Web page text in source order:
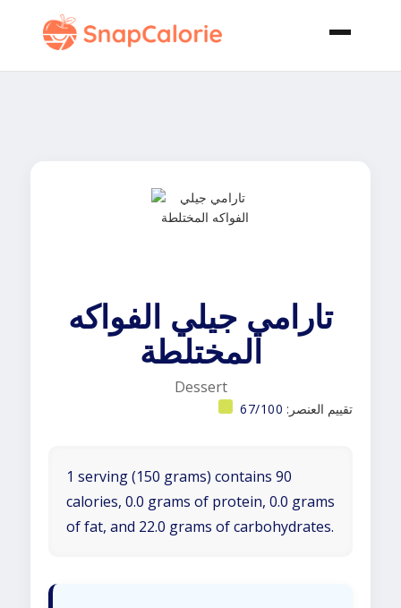
تارامي جيلي الفواكه
المختلطة
Dessert
تقييم العنصر: 67/100
1 serving (150 grams) contains 90
calories, 0.0 grams of protein, 0.0 grams
of fat, and 22.0 grams of carbohydrates.